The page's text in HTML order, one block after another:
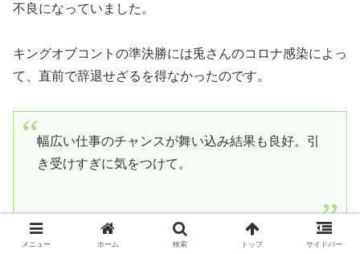
不良になっていました。
キングオブコントの準決勝には兎さんのコロナ感染によっ
て、直前で辞退せざるを得なかったのです。
幅広い仕事のチャンスが舞い込み結果も良好。引
き受けすぎに気をつけて。
また、重度の睡眠時無呼吸症候群も心配な状況で、仕事に
メニュー ホーム 検索 トップ サイドバー